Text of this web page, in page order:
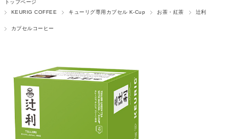
トップページ
KEURIG COFFEE
キューリグ専用カプセル K-Cup お茶・紅茶 辻利
カプセルコーヒー